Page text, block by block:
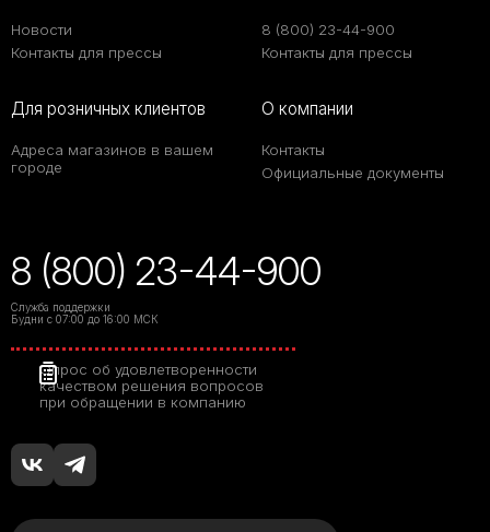
Новости
Контакты для прессы
8 (800) 23-44-900
Контакты для прессы
Для розничных клиентов
Адреса магазинов в вашем
городе
О компании
Контакты
Официальные документы
8 (800) 23-44-900
Служба поддержки
Будни с 07:00 до 16:00 МСК
Опрос об удовлетворенности
качеством решения вопросов
при обращении в компанию